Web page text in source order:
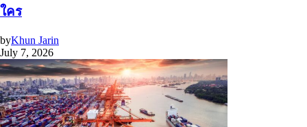
ใคร
byKhun Jarin
July 7, 2026